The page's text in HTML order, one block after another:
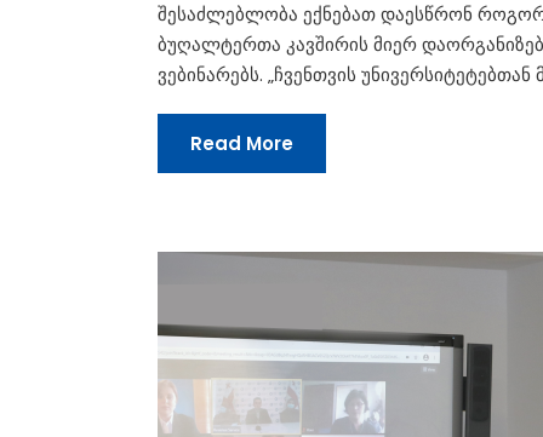
შესაძლებლობა ექნებათ დაესწრონ
ბუღალტერთა კავშირის მიერ
ვებინარებს. „ჩვენთვის
Read More